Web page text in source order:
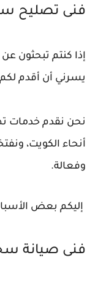
فنى تصليح
إذا كنتم تبحثون
يسرني أن أقدم
نحن نقدم خدمات
أنحاء الكويت،
وفعالة.
إليكم بعض
فنى صيانة